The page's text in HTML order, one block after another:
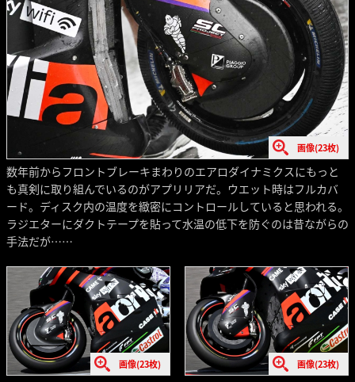
画像(23枚)
数年前からフロントブレーキまわりのエアロダイナミクスにもっと
も真剣に取り組んでいるのがアプリリアだ。ウエット時はフルカバ
ード。ディスク内の温度を緻密にコントロールしていると思われる。
ラジエターにダクトテープを貼って水温の低下を防ぐのは昔ながらの
手法だが……
画像(23枚) 画像(23枚)